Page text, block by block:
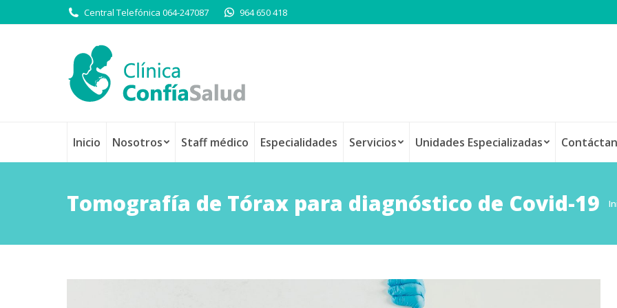
Central Telefónica 064-247087 964 650 418
Inicio Nosotros Staff médico Especialidades Servicios Unidades Especializadas
Tomografía de Tórax para diagnóstico de Covid-19